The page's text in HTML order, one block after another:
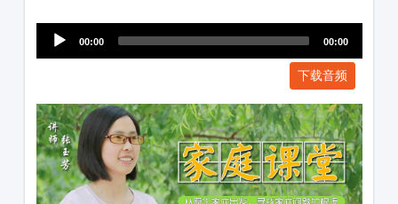
Player
00:00 00:00
下载音频